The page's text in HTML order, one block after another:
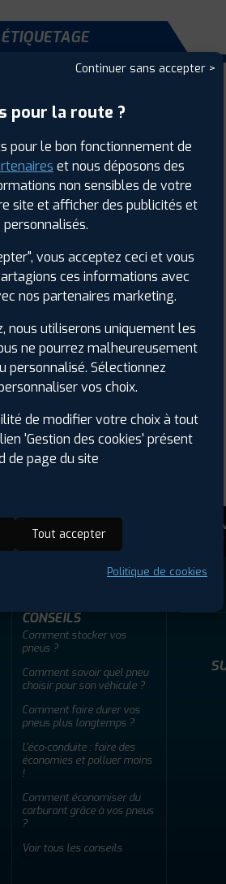
ÉTIQUETAGE
: 68
:
: A
FAQ
CONSEILS
Comment stocker vos
pneus ?
Comment savoir quel pneu
choisir pour son véhicule ?
Comment faire durer vos
pneus plus longtemps ?
L'éco-conduite : faire des
économies et polluer moins
!
Comment économiser du
carburant grâce à vos pneus
?
Voir tous les conseils
Continuer sans accepter >
pour la route ?
pour le bon fonctionnement de
et nous déposons des
non sensibles de votre
site et afficher des publicités et
vous acceptez ceci et vous
ces informations avec
nos partenaires marketing.
nous utiliserons uniquement les
ne pourrez malheureusement
personnalisé. Sélectionnez
vos choix.
de modifier votre choix à tout
'Gestion des cookies' présent
de page du site
Tout accepter
Politique de cookies